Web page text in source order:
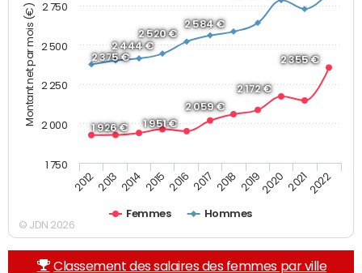
Montant net par mois (€)
1 926 € 1 951 €
2 059 €
2 172 €
2 355 €
2 375 €
2 444 €
2 520 €
2 584 €
Femmes Hommes
2012 2013 2014 2015 2016 2017 2018 20192020 20212022
1 750
2 000
2 250
2 500
2 750
© JDN 2026
Classement des salaires des femmes par ville